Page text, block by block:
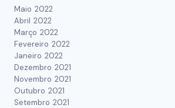
Maio 2022
Abril 2022
Março 2022
Fevereiro 2022
Janeiro 2022
Dezembro 2021
Novembro 2021
Outubro 2021
Setembro 2021